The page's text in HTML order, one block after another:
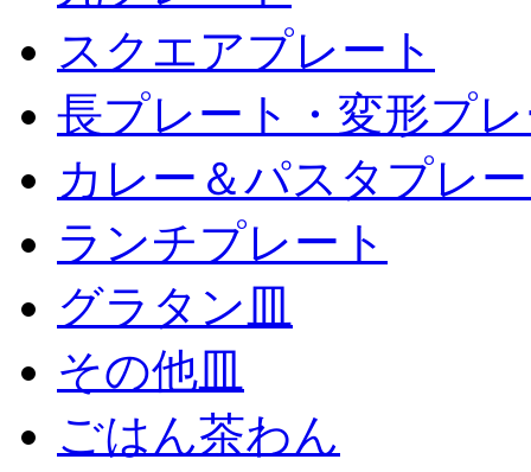
スクエアプレート
長プレート・変形プ
カレー＆パスタプレ
ランチプレート
グラタン皿
その他皿
ごはん茶わん